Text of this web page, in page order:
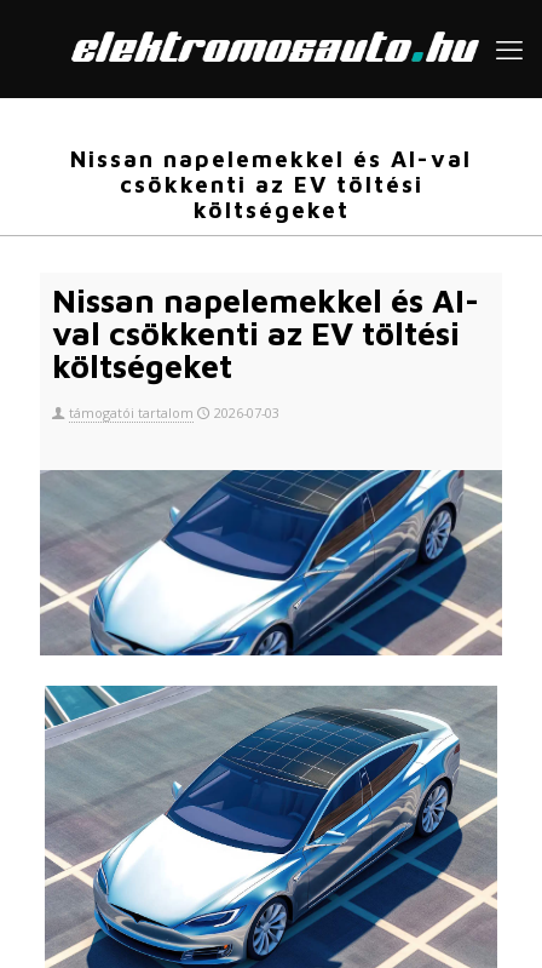
Nissan napelemekkel és AI-val
csökkenti az EV töltési
költségeket
Nissan napelemekkel és AI-
val csökkenti az EV töltési
költségeket
támogatói tartalom 2026-07-03